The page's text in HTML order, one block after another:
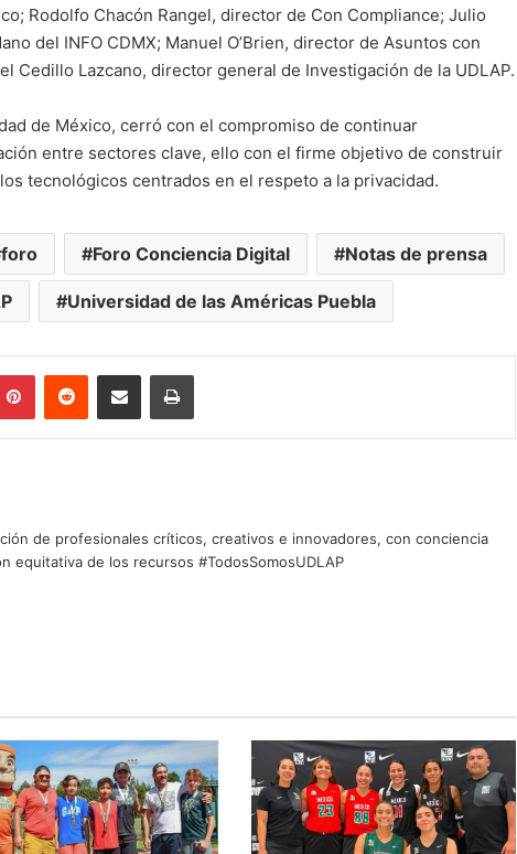
Rodolfo Chacón Rangel, director de Con Compliance; Julio
del INFO CDMX; Manuel O’Brien, director de Asuntos con
Cedillo Lazcano, director general de Investigación de la UDLAP.
de México, cerró con el compromiso de continuar
entre sectores clave, ello con el firme objetivo de construir
tecnológicos centrados en el respeto a la privacidad.
foro Foro Conciencia Digital Notas de prensa
Universidad de las Américas Puebla
PinterestReddit Share via Email Print
de profesionales críticos, creativos e innovadores, con conciencia
equitativa de los recursos #TodosSomosUDLAP